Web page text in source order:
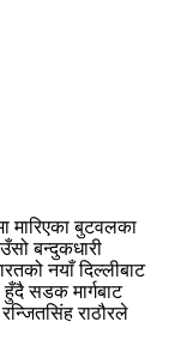
मारिएका बुटवलका
बन्दुकधारी
नयाँ दिल्लीबाट
हुँदै सडक मार्गबाट
राठौरले